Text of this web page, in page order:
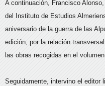
A continuación, Francisco
del Instituto de Estudios
aniversario de la guerra de las
edición, por la relación
las obras recogidas en el
Seguidamente, intervino el editor